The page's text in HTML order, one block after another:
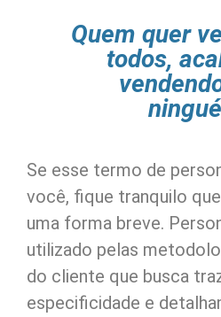
Quem quer
todos,
Se esse termo de
você, fique tranquilo
uma forma breve.
utilizado pelas
do cliente que busca
especificidade e